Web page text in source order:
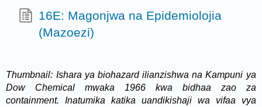
16E: Magonjwa na Epidemiolojia
(Mazoezi)
Thumbnail: Ishara ya biohazard ilianzishwa na Kampuni ya
Dow Chemical mwaka 1966 kwa bidhaa zao za
containment. Inatumika katika uandikishaji wa vifaa vya